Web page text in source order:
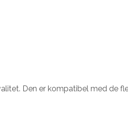
Den er kompatibel med de